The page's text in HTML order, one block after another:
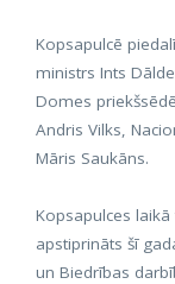
Kopsapulcē
ministrs Ints
Domes
Andris Vilks,
Māris Saukāns.
Kopsapulces
apstiprināts šī
un Biedrības